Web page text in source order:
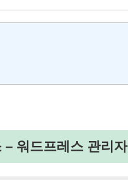
워드프레스 관리자